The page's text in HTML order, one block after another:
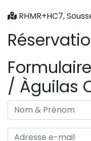
RHMR+HC7,
/ Àguilas